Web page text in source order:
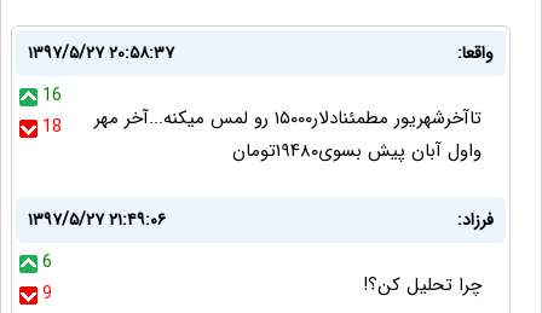
واقعا:
۱۳۹۷/۵/۲۷ ۲۰:۵۸:۳۷
16
18
تاآخرشهریور مطمئنادلار۱۵۰۰۰ رو لمس میکنه...آخر مهر
واول آبان پیش بسوی۱۹۴۸۰تومان
فرزاد:
۱۳۹۷/۵/۲۷ ۲۱:۴۹:۰۶
6
9
چرا تحليل كن؟!